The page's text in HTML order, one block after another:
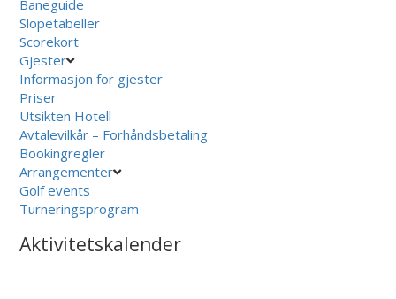
Baneguide
Slopetabeller
Scorekort
Gjester
Informasjon for gjester
Priser
Utsikten Hotell
Avtalevilkår – Forhåndsbetaling
Bookingregler
Arrangementer
Golf events
Turneringsprogram
Aktivitetskalender